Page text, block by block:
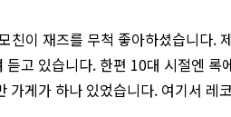
친이 재즈를 무척 좋아하셨습니다.
듣고 있습니다. 한편 10대 시절엔
가게가 하나 있었습니다. 여기서